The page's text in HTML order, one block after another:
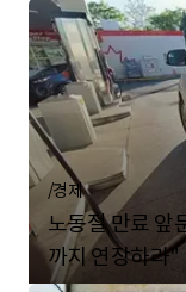
/경제
노동절 만료 앞
까지 연장하라"